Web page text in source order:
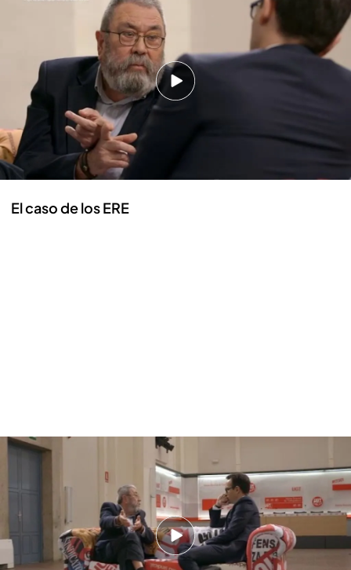
"Nosotros en los cursos de formación
desarrollamos una actividad que nos
corresponde por nuestra representación. No ha
habido facturas falsas en los cursos de formación,
eso habrá que demostrarlo en los juzgados,
todavía no ha habido ningún juez que haga esa
afirmación, no ha habido ninguna sentencia.
Segundo, en la UGT no hay ninguna ‘caja B"
El caso de los ERE
"Cuando Juan Lanzas, el ‘conseguidor’ de los ERE,
se dedicó a ese negocio dejó la UGT. En el caso
de Salvador Mera tendremos que esperar lo que
dice la justicia pero lo que sí puedo decir de él es
que no se ha enriquecido. En mi organización,